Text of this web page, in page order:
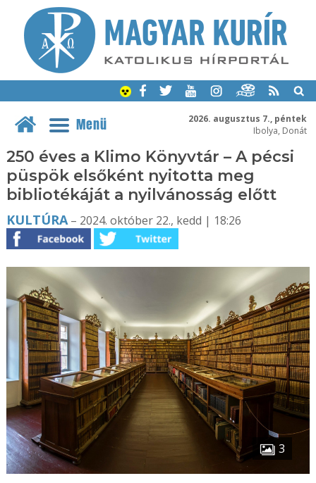
2026. augusztus 7., péntek
Ibolya, Donát
Menü
250 éves a Klimo Könyvtár – A pécsi
püspök elsőként nyitotta meg
bibliotékáját a nyilvánosság előtt
KULTÚRA– 2024. október 22., kedd | 18:26
3